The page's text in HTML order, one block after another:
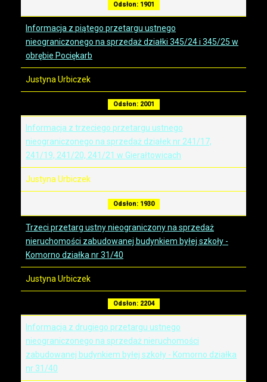
Odsłon: 1901
Informacja z piątego przetargu ustnego
nieograniczonego na sprzedaż działki 345/24 i 345/25 w
obrębie Pociękarb
Justyna Urbiczek
Odsłon: 2001
Informacja z trzeciego przetargu ustnego
nieograniczonego na sprzedaż działek nr 241/17,
241/19, 241/20, 241/21 w Gierałtowicach
Justyna Urbiczek
Odsłon: 1930
Trzeci przetarg ustny nieograniczony na sprzedaż
nieruchomości zabudowanej budynkiem byłej szkoły -
Komorno działka nr 31/40
Justyna Urbiczek
Odsłon: 2204
Informacja z drugiego przetargu ustnego
nieograniczonego na sprzedaż nieruchomości
zabudowanej budynkiem byłej szkoły - Komorno działka
nr 31/40